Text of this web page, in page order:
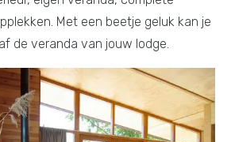
Met een beetje geluk kan je
de veranda van jouw lodge.